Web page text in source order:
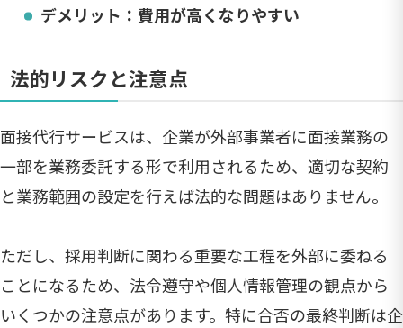
デメリット：費用が高くなりやすい
法的リスクと注意点
面接代行サービスは、企業が外部事業者に面接業務の
一部を業務委託する形で利用されるため、適切な契約
と業務範囲の設定を行えば法的な問題はありません。
ただし、採用判断に関わる重要な工程を外部に委ねる
ことになるため、法令遵守や個人情報管理の観点から
いくつかの注意点があります。特に合否の最終判断は企